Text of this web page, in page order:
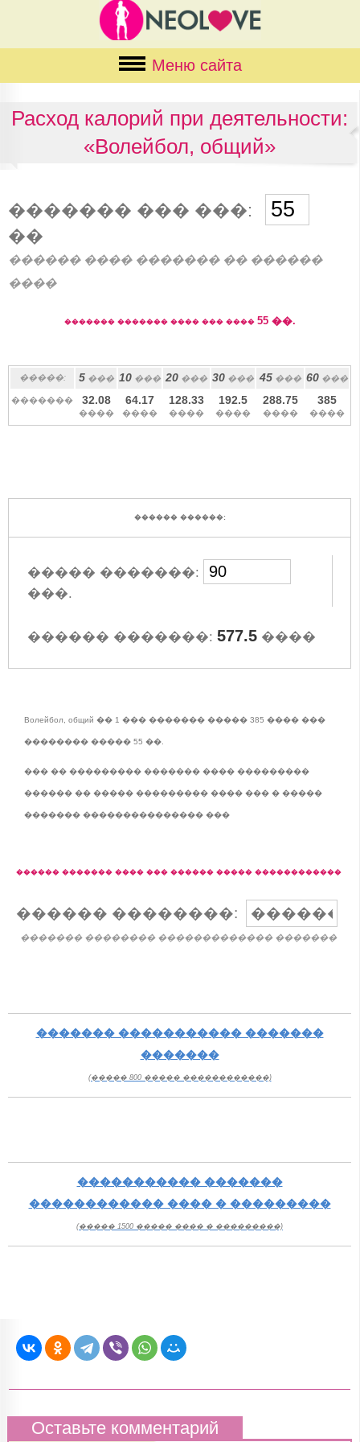
Меню сайта
Расход калорий при деятельности:
«Волейбол, общий»
������� ��� ���:
��
������ ���� ������� �� ������
����
������� ������� ���� ��� ���� 55��.
�����: 5��� 10 ��� 20 ��� 30 ��� 45��� 60 ���
������� 32.08
����
64.17
����
128.33
����
192.5
����
288.75
����
385
����
������ ������:
����� �������:
���.
������ �������: 577.5 ����
Волейбол, общий �� 1 ��� ������� ����� 385 ���� ���
�������� ����� 55 ��.
��� �� ��������� ������� ���� ���������
������ �� ����� ��������� ���� ��� � �����
������� ��������������� ���
������ ������� ���� ��� ������ ����� ������������
������ ��������:
������� �������� ������������� �������
������� ����������� �������
�������
(����� 800 ����� ������������)
����������� �������
������������ ���� � ���������
(����� 1500 ����� ���� � ���������)
Оставьте комментарий